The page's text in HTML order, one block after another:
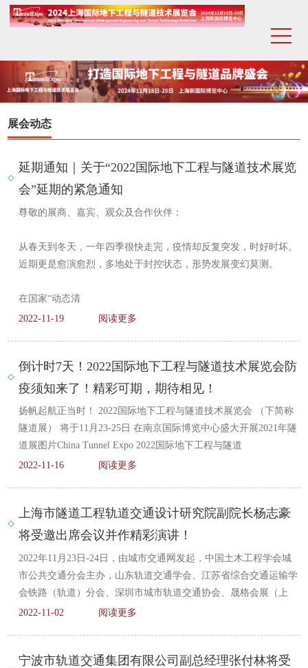
展会动态
延期通知｜关于“2022国际地下工程与隧道技术展览
会”延期的紧急通知
尊敬的展商、嘉宾、观众及合作伙伴：
从春天到冬天，一年四季很快走完，疫情却反复突发，时好时坏。
近期更是愈演愈烈，多地处于封控状态，形势发展变幻莫测。
在国家“动态清
2022-11-19
阅读更多
倒计时7天！2022国际地下工程与隧道技术展览会防
疫须知来了！精彩可期，期待相见！
扬帆起航正当时！ 2022国际地下工程与隧道技术展览会 （下简称
隧道展） 将于11月23-25日 在南京国际博览中心盛大开展2021年隧
道展图片China Tunnel Expo 2022国际地下工程与隧道
2022-11-16
阅读更多
上海市隧道工程轨道交通设计研究院副院长杨志豪
将受邀出席会议并作精彩演讲！
2022年11月23日-24日，由城市交通网发起，中国土木工程学会城
市公共交通分会主办，山东轨道交通学会、江苏省综合交通运输学
会铁路（轨道）分会、深圳市城市轨道交通协会、晟格会展（上
2022-11-02
阅读更多
宁波市轨道交通集团有限公司副总经理张付林将受